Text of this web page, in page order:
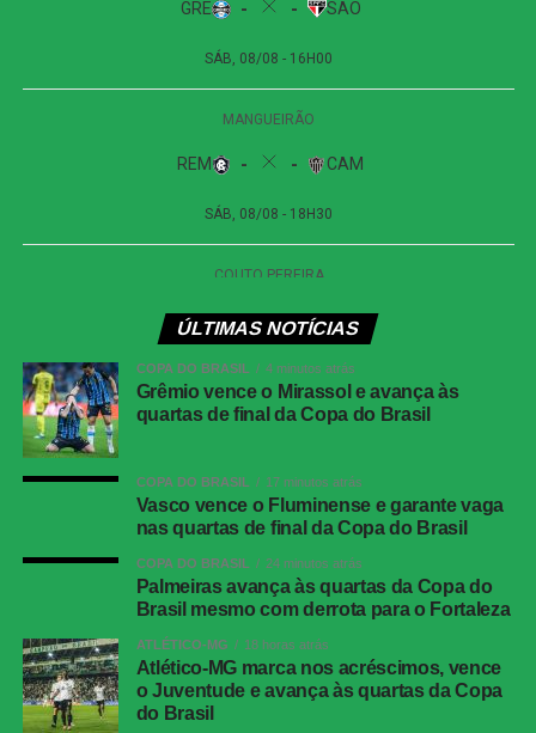
alcançar 30 cruzamentos durante a partida, mas apenas
seis encontraram o destino correto. Aos 48 minutos, Eliel
atacante aproveitou sobra na entrada da área e bateu
troca de passes entre os defensores e o goleiro Paulo
Vitor. O Cuiabá ainda tentou pressionar com bolas
alçadas na área, mas não encontrou espaço para evitar a
casa e terminou o turno próximo do G-6. Já o Cuiabá terá
de buscar recuperação na sequência da competição.
WhatsApp
Twitter
Messenger
LinkedIn
ÚLTIMAS NOTÍCIAS
COPA DO BRASIL 4 minutos atrás
Grêmio vence o Mirassol e avança às
quartas de final da Copa do Brasil
COPA DO BRASIL 17 minutos atrás
Vasco vence o Fluminense e garante vaga
nas quartas de final da Copa do Brasil
COPA DO BRASIL 24 minutos atrás
Palmeiras avança às quartas da Copa do
Brasil mesmo com derrota para o Fortaleza
ATLÉTICO-MG 18 horas atrás
Atlético-MG marca nos acréscimos, vence
o Juventude e avança às quartas da Copa
do Brasil